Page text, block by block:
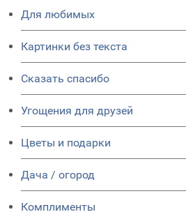
Для любимых
Картинки без текста
Сказать спасибо
Угощения для друзей
Цветы и подарки
Дача / огород
Комплименты